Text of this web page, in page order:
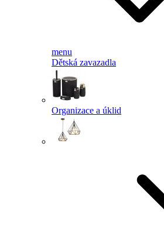
menu
Dětská zavazadla
Organizace a úklid